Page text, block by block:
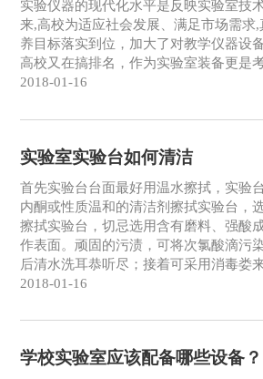
实验仪器的现代化水平是反映实验室技
来,高校为适应社会发展、满足市场需求
养目标落实到位，加大了对教学仪器设
高校又在搞排名，作为实验室装备更是
2018-01-16
实验室实验台如何清洁
首先实验台台面最好用温水擦拭，实验
内酮或性质温和的清洁剂擦拭实验台，
擦拭实验台，切忌选用含有磨料、强酸
作表面。顽固的污渍，可将次氯酸滴污
后清水洗耳恭听尽；接着可采用消毒娄
2018-01-16
学校实验室应该配备哪些设备？